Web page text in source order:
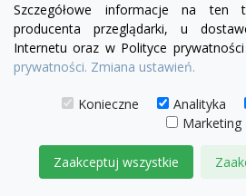
Szczegółowe informacje na
producenta przeglądarki, u
Internetu oraz w Polityce
prywatności. Zmiana ustawień.
Konieczne Analityka
Marketing
Zaakceptuj wszystkie